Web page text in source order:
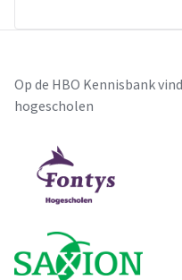
Op de HBO Kennisbank
hogescholen